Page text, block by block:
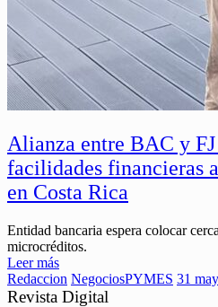
Alianza entre BAC y
facilidades financieras
en Costa Rica
Entidad bancaria espera colocar
microcréditos.
Leer más
Redaccion NegociosPYMES 31
Revista Digital